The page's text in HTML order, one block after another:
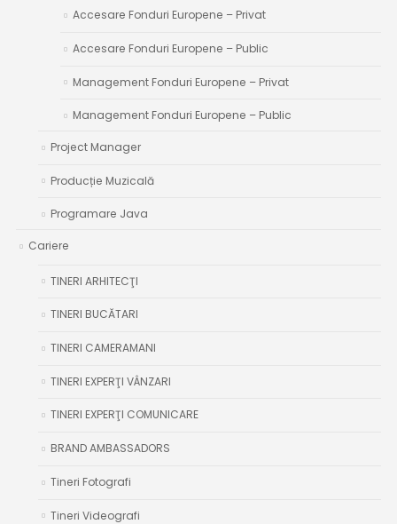
Accesare Fonduri Europene – Privat
Accesare Fonduri Europene – Public
Management Fonduri Europene – Privat
Management Fonduri Europene – Public
Project Manager
Producție Muzicală
Programare Java
Cariere
TINERI ARHITECŢI
TINERI BUCĂTARI
TINERI CAMERAMANI
TINERI EXPERŢI VÂNZARI
TINERI EXPERŢI COMUNICARE
BRAND AMBASSADORS
Tineri Fotografi
Tineri Videografi